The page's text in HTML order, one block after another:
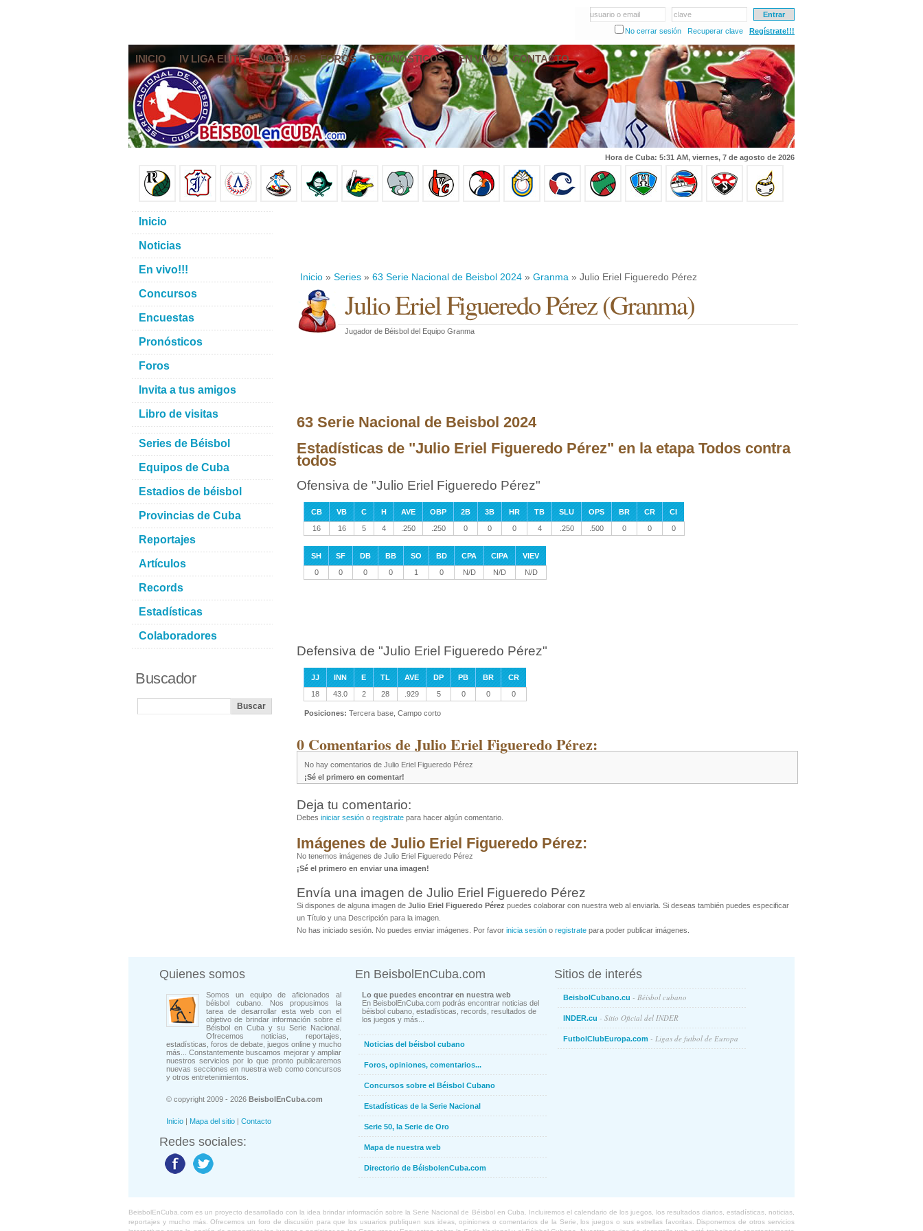
usuario o email
clave
No cerrar sesión
Recuperar clave Regístrate!!!
INICIO IV LIGA ELITE NOTICIAS FOROS PRONÓSTICOS EN VIVO CONTACTO
Hora de Cuba: 5:31 AM, viernes, 7 de agosto de 2026
Inicio » Series » 63 Serie Nacional de Beisbol 2024 » Granma » Julio Eriel Figueredo Pérez
Julio Eriel Figueredo Pérez(Granma)
Jugador de Béisbol del Equipo Granma
63 Serie Nacional de Beisbol 2024
Estadísticas de "Julio Eriel Figueredo Pérez" en la etapa Todos contra
todos
Ofensiva de "Julio Eriel Figueredo Pérez"
CB VB C H AVE OBP 2B 3B HR TB SLU OPS BR CR
CI
16
16 5 4 .250 .250 0 0 0 4 .250 .500 0 0 0
SH SF DB BB SO BD CPA CIPA
VIEV
0
0 0 0 1 0 N/D N/D N/D
Defensiva de "Julio Eriel Figueredo Pérez"
JJ INN E TL AVE DP PB BR
CR
18
43.0 2 28 .929 5 0 0 0
Posiciones: Tercera base, Campo corto
0 Comentarios de Julio Eriel Figueredo Pérez:
No hay comentarios de Julio Eriel Figueredo Pérez
¡Sé el primero en comentar!
Deja tu comentario:
Debes iniciar sesión o registrate para hacer algún comentario.
Imágenes de Julio Eriel Figueredo Pérez:
No tenemos imágenes de Julio Eriel Figueredo Pérez
¡Sé el primero en enviar una imagen!
Envía una imagen de Julio Eriel Figueredo Pérez
Si dispones de alguna imagen de Julio Eriel Figueredo Pérez puedes colaborar con nuestra web al enviarla. Si deseas también puedes especificar
un Título y una Descripción para la imagen.
No has iniciado sesión. No puedes enviar imágenes. Por favor inicia sesión o registrate para poder publicar imágenes.
Inicio
Noticias
En vivo!!!
Concursos
Encuestas
Pronósticos
Foros
Invita a tus amigos
Libro de visitas
Series de Béisbol
Equipos de Cuba
Estadios de béisbol
Provincias de Cuba
Reportajes
Artículos
Records
Estadísticas
Colaboradores
Buscador
Quienes somos
Somos un equipo de aficionados al
béisbol cubano. Nos propusimos la
tarea de desarrollar esta web con el
objetivo de brindar información sobre el
Béisbol en Cuba y su Serie Nacional.
Ofrecemos noticias, reportajes,
estadísticas, foros de debate, juegos online y mucho
más... Constantemente buscamos mejorar y ampliar
nuestros servicios por lo que pronto publicaremos
nuevas secciones en nuestra web como concursos
y otros entretenimientos.
© copyright 2009 - 2026 BeisbolEnCuba.com
Inicio | Mapa del sitio | Contacto
Redes sociales:
En BeisbolEnCuba.com
Lo que puedes encontrar en nuestra web
En BeisbolEnCuba.com podrás encontrar noticias del
béisbol cubano, estadísticas, records, resultados de
los juegos y más...
Noticias del béisbol cubano
Foros, opiniones, comentarios...
Concursos sobre el Béisbol Cubano
Estadísticas de la Serie Nacional
Serie 50, la Serie de Oro
Mapa de nuestra web
Directorio de BéisbolenCuba.com
Sitios de interés
BeisbolCubano.cu - Béisbol cubano
INDER.cu - Sitio Oficial del INDER
FutbolClubEuropa.com - Ligas de futbol de Europa
BeisbolEnCuba.com es un proyecto desarrollado con la idea brindar información sobre la Serie Nacional de Béisbol en Cuba. Incluiremos el calendario de los juegos, los resultados diarios, estadísticas, noticias,
reportajes y mucho más. Ofrecemos un foro de discusión para que los usuarios publiquen sus ideas, opiniones o comentarios de la Serie, los juegos o sus estrellas favoritas. Disponemos de otros servicios